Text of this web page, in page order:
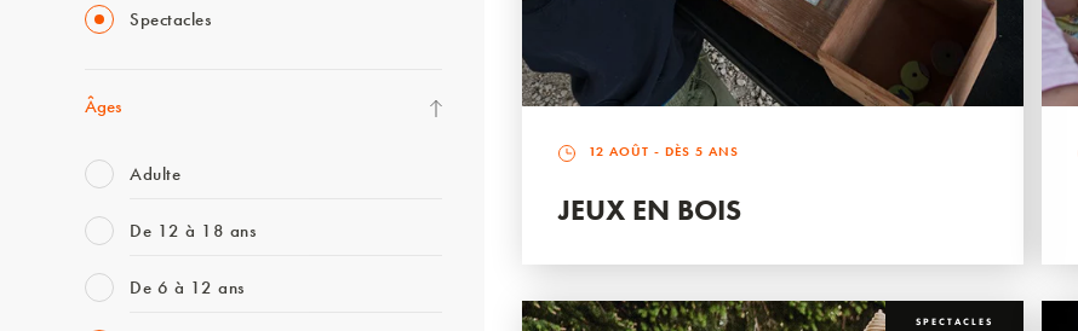
Spectacles
Âges
Adulte
De 12 à 18 ans
De 6 à 12 ans
12 AOÛT - DÈS 5 ANS
JEUX EN BOIS
SPECTACLES